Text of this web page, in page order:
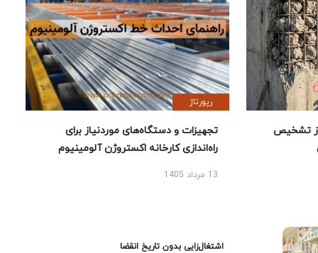
تشخیص
رپورتاژ
تجهیزات و دستگاه‌های موردنیاز برای
راه‌اندازی کارخانه اکستروژن آلومینیوم
13 مرداد 1405
اشتغال‌زایی بدون تاریخ انقضا